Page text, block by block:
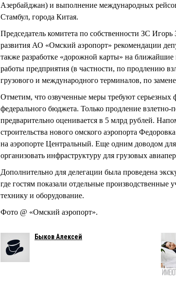
Азербайджан) и выполнение международных
Стамбул, города Китая.
Председатель комитета по собственности ЗС
развития АО «Омский аэропорт» рекомендации
также разработке «дорожной карты» на
работы предприятия (в частности, по продлению
грузового и международного терминалов, по
Отметим, что озвученные меры требуют
федерального бюджета. Только продление
предварительно оценивается в 5 млрд рублей.
строительства нового омского аэропорта
на аэропорте Центральный. Еще одним доводом
организовать инфраструктуру для грузовых
Дополнительно для делегации была проведена
где гостям показали отдельные производственные
технику и оборудование.
Фото @ «Омский аэропорт».
Быков Алексей